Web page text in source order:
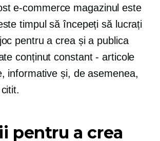
e-commerce magazinul este
timpul să începeți să lucrați
pentru a crea și a publica
conținut constant - articole
informative și, de asemenea,
pentru a crea